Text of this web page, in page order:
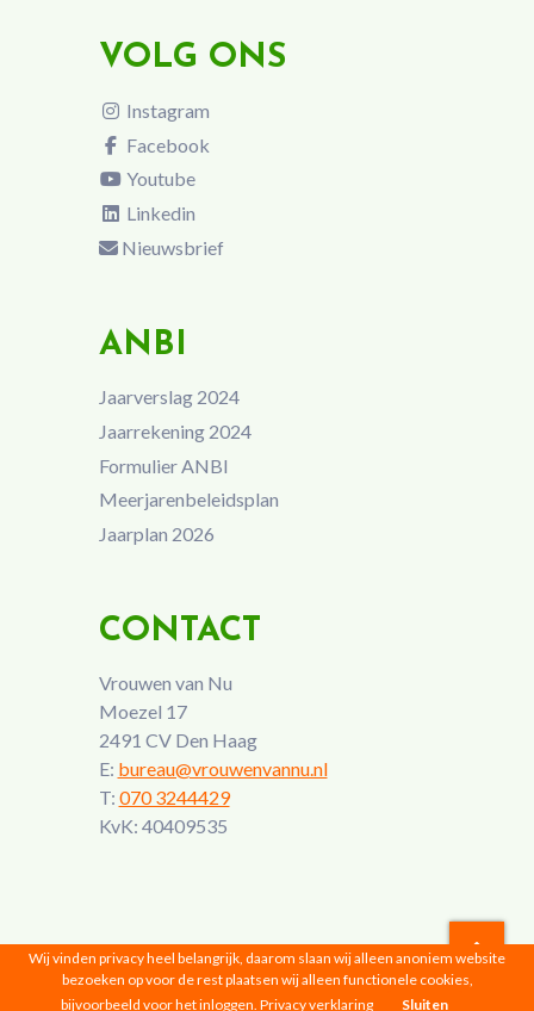
VOLG ONS
Instagram
Facebook
Youtube
Linkedin
Nieuwsbrief
ANBI
Jaarverslag 2024
Jaarrekening 2024
Formulier ANBI
Meerjarenbeleidsplan
Jaarplan 2026
CONTACT
Vrouwen van Nu
Moezel 17
2491 CV Den Haag
E: bureau@vrouwenvannu.nl
T: 070 3244429
KvK: 40409535
Vrouwen van Nu © 2026 |Privacyverklaring
Wij vinden privacy heel belangrijk, daarom slaan wij alleen anoniem website
bezoeken op voor de rest plaatsen wij alleen functionele cookies,
bijvoorbeeld voor het inloggen. Privacy verklaring Sluiten